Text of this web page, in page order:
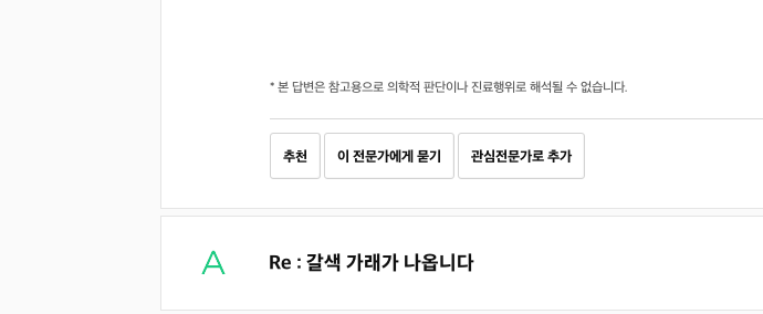
* 본 답변은 참고용으로 의학적 판단이나 진료행위로 해석될 수 없습니다.
추천 이 전문가에게 묻기 관심전문가로 추가
Re : 갈색 가래가 나옵니다